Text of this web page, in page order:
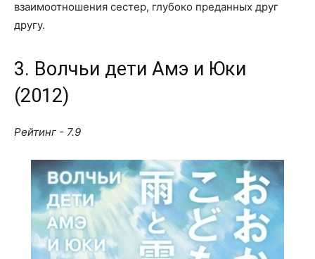
взаимоотношения сестер, глубоко преданных друг
другу.
3. Волчьи дети Амэ и Юки
(2012)
Рейтинг - 7.9